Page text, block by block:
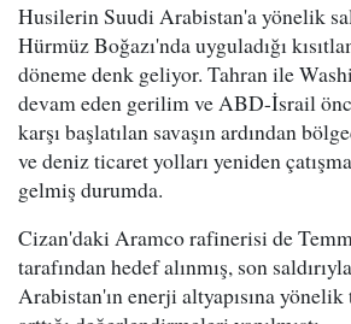
Husilerin Suudi Arabistan'a yönelik
Hürmüz Boğazı'nda uyguladığı
döneme denk geliyor. Tahran ile
devam eden gerilim ve ABD-İsrail
karşı başlatılan savaşın ardından
ve deniz ticaret yolları yeniden
gelmiş durumda.
Cizan'daki Aramco rafinerisi de
tarafından hedef alınmış, son
Arabistan'ın enerji altyapısına